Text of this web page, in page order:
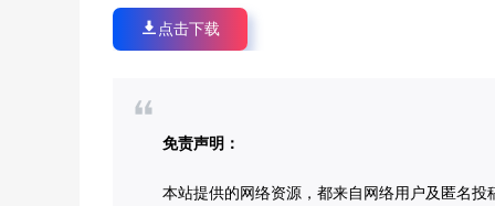
点击下载
免责声明：
本站提供的网络资源，都来自网络用户及匿名